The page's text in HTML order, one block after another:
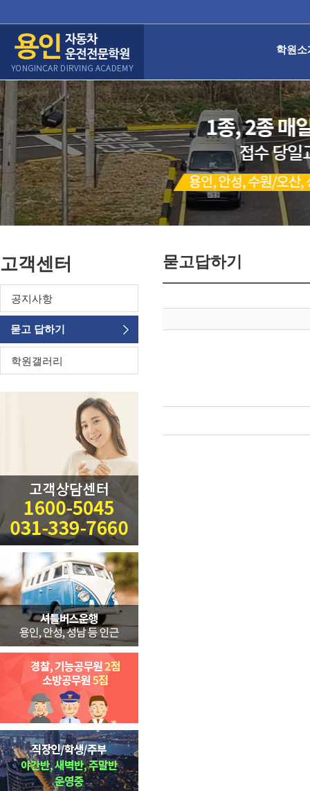
학원소
고객센터
공지사항
묻고 답하기
학원갤러리
묻고답하기